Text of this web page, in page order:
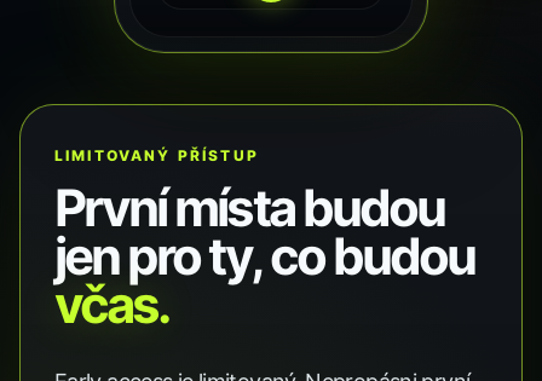
LIMITOVANÝ PŘÍSTUP
První místa budou
jen pro ty, co budou
včas.